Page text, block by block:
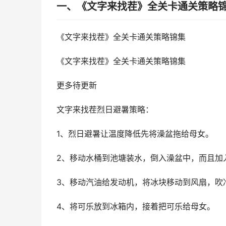
一、《文字来找茬》全关卡通关策略
《文字来找茬》全关卡通关策略锦集
《文字来找茬》全关卡通关策略锦集
更多待更新
文字来找茬烈日避暑策略：
1、烈日避暑让温度降低先将澡盆拖给母女。
2、移动水桶到池塘装水，倒入澡盆中，而且加
3、移动汽油给发动机，将冰块移动到风扇，吹
4、将可乐放到冰箱内，接着把可乐给母女。